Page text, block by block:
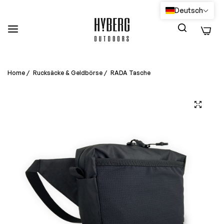
0
Home / Rucksäcke & Geldbörse / RADA Tasche
Deutsch